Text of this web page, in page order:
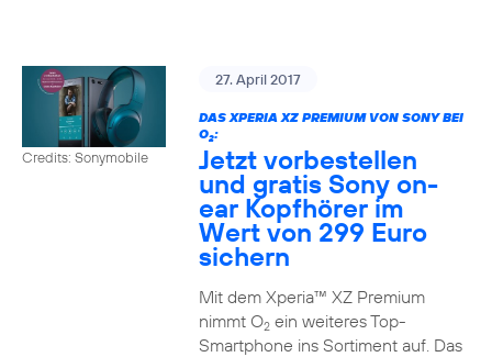
Credits: Sonymobile
27. April 2017
DAS XPERIA XZ PREMIUM VON SONY BEI
O2:
Jetzt vorbestellen
und gratis Sony on-
ear Kopfhörer im
Wert von 299 Euro
sichern
Mit dem Xperia™ XZ Premium
nimmt O2ein weiteres Top-
Smartphone ins Sortiment auf. Das